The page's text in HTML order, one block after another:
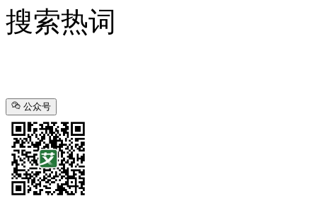
搜索热词
公众号